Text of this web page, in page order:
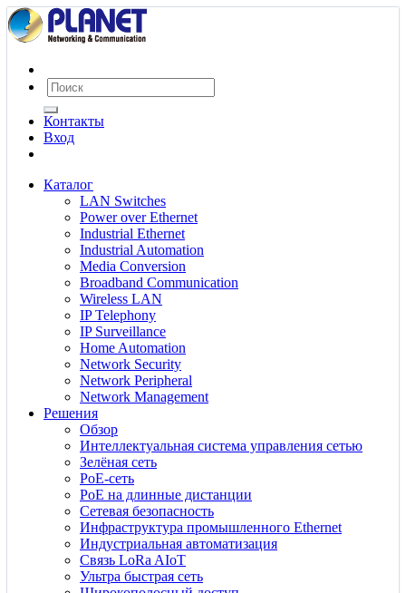
Контакты
Вход
Каталог
LAN Switches
Power over Ethernet
Industrial Ethernet
Industrial Automation
Media Conversion
Broadband Communication
Wireless LAN
IP Telephony
IP Surveillance
Home Automation
Network Security
Network Peripheral
Network Management
Решения
Обзор
Интеллектуальная система управления сетью
Зелёная сеть
PoE-сеть
PoE на длинные дистанции
Сетевая безопасность
Инфраструктура промышленного Ethernet
Индустриальная автоматизация
Связь LoRa AIoT
Ультра быстрая сеть